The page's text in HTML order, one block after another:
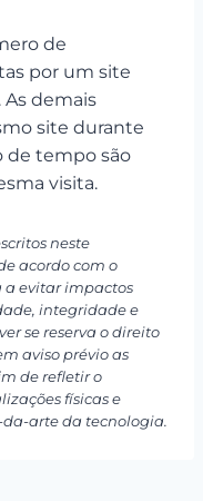
de
por um site
demais
site durante
de tempo são
visita.
neste
acordo com o
a evitar impactos
integridade e
se reserva o direito
aviso prévio as
de refletir o
físicas e
da-arte da tecnologia.